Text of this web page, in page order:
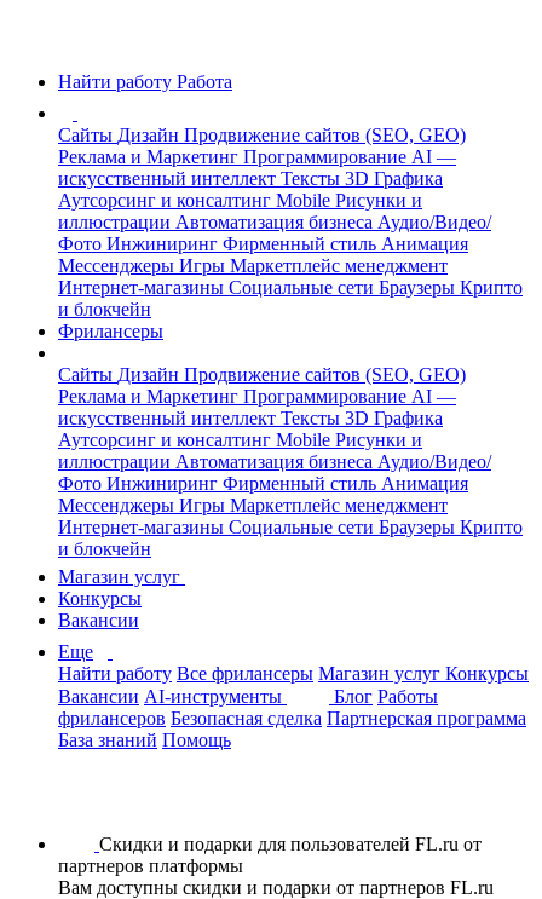
Найти работу Работа
Сайты Дизайн Продвижение сайтов (SEO, GEO)
Реклама и Маркетинг Программирование AI —
искусственный интеллект Тексты 3D Графика
Аутсорсинг и консалтинг Mobile Рисунки и
иллюстрации Автоматизация бизнеса Аудио/Видео/
Фото Инжиниринг Фирменный стиль Анимация
Мессенджеры Игры Маркетплейс менеджмент
Интернет-магазины Социальные сети Браузеры Крипто
и блокчейн
Фрилансеры
Сайты Дизайн Продвижение сайтов (SEO, GEO)
Реклама и Маркетинг Программирование AI —
искусственный интеллект Тексты 3D Графика
Аутсорсинг и консалтинг Mobile Рисунки и
иллюстрации Автоматизация бизнеса Аудио/Видео/
Фото Инжиниринг Фирменный стиль Анимация
Мессенджеры Игры Маркетплейс менеджмент
Интернет-магазины Социальные сети Браузеры Крипто
и блокчейн
Магазин услуг
Конкурсы
Вакансии
Еще
Найти работу Все фрилансеры Магазин услуг Конкурсы
Вакансии AI-инструменты Блог Работы
фрилансеров Безопасная сделка Партнерская программа
База знаний Помощь
Скидки и подарки для пользователей FL.ru от
партнеров платформы
Вам доступны скидки и подарки от партнеров FL.ru